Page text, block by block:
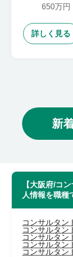
650万円
詳しく見る
新
【大阪府/コ
人情報を職種
コンサルタン
コンサルタン
コンサルタン
コンサルタン
コンサルタン